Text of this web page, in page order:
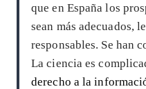
que en España los
sean más adecuados,
responsables. Se han
La ciencia es
derecho a la